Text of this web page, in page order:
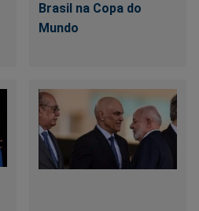
Brasil na Copa do
Mundo